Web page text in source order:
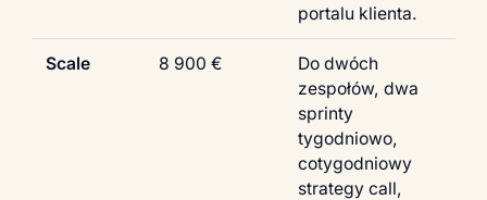
portalu klienta.
Scale 8 900 €
Do dwóch
zespołów, dwa
sprinty
tygodniowo,
cotygodniowy
strategy call,